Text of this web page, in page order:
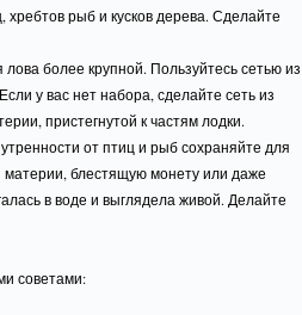
хребтов рыб и кусков дерева. Сделайте
более крупной. Пользуйтесь сетью из
у вас нет набора, сделайте сеть из
пристегнутой к частям лодки.
от птиц и рыб сохраняйте для
материи, блестящую монету или даже
в воде и выглядела живой. Делайте
советами: